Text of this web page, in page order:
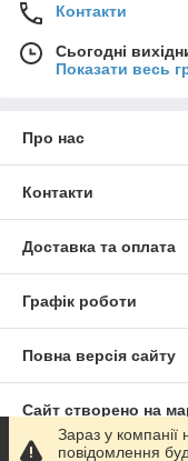
Контакти
Сьогодні
Показати весь
Про нас
Контакти
Доставка та оплата
Графік роботи
Повна версія сайту
Сайт створено на
Зараз у
повідомлення